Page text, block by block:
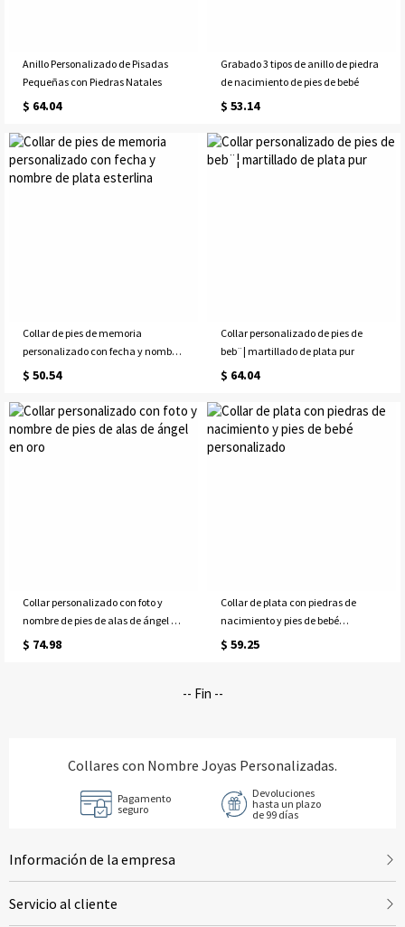
Anillo Personalizado de Pisadas
Pequeñas con Piedras Natales
$ 64.04
Grabado 3 tipos de anillo de piedra
de nacimiento de pies de bebé
$ 53.14
Collar de pies de memoria
personalizado con fecha y nombre
de plata esterlina
$ 50.54
Collar personalizado de pies de
beb¨¦ martillado de plata pur
$ 64.04
Collar personalizado con foto y
nombre de pies de alas de ángel en
oro
$ 74.98
Collar de plata con piedras de
nacimiento y pies de bebé
personalizado
$ 59.25
-- Fin --
Collares con Nombre Joyas Personalizadas.
Pagamento
seguro
Devoluciones
hasta un plazo
de 99 días
Información de la empresa
Servicio al cliente